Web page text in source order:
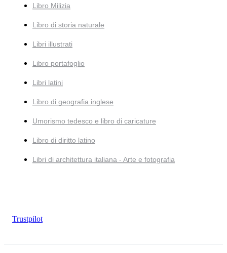
Libro Milizia
Libro di storia naturale
Libri illustrati
Libro portafoglio
Libri latini
Libro di geografia inglese
Umorismo tedesco e libro di caricature
Libro di diritto latino
Libri di architettura italiana - Arte e fotografia
Trustpilot